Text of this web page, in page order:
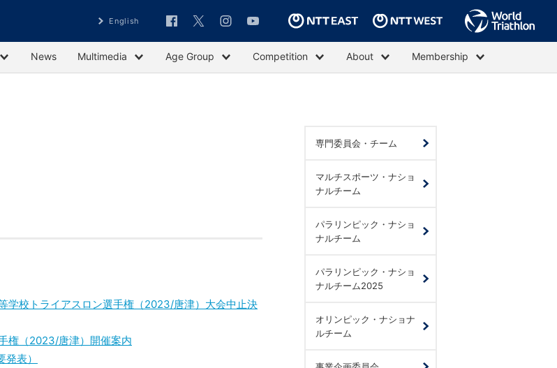
English
News Multimedia Age Group Competition About Membership
学校トライアスロン選手権（2023/唐津）大会中止決
権（2023/唐津）開催案内
表）
専門委員会・チーム
マルチスポーツ・ナショ
ナルチーム
パラリンピック・ナショ
ナルチーム
パラリンピック・ナショ
ナルチーム2025
オリンピック・ナショナ
ルチーム